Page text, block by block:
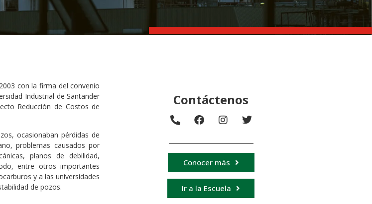
.
con la firma del convenio
Industrial de Santander
Reducción de Costos de
ocasionaban pérdidas de
problemas causados por
planos de debilidad,
entre otros importantes
y a las universidades
de pozos.
Contáctenos
Conocer más
Ir a la Escuela